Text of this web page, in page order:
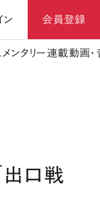
ン 会員登録
メンタリー 連載動画
出口戦